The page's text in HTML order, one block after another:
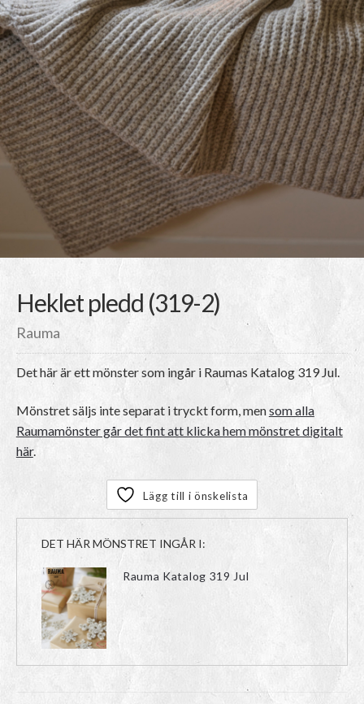
Heklet pledd (319-2)
Rauma
Det här är ett mönster som ingår i Raumas Katalog 319 Jul.
Mönstret säljs inte separat i tryckt form, mensom alla
Raumamönster går det fint att klicka hem mönstret digitalt
här.
Lägg till i önskelista
DET HÄR MÖNSTRET INGÅR I:
Rauma Katalog 319 Jul